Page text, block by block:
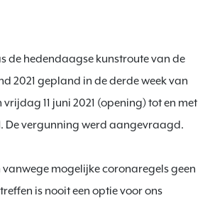
de hedendaagse kunstroute van de
2021 gepland in de derde week van
11 juni 2021 (opening) tot en met
De vergunning werd aangevraagd.
vanwege mogelijke coronaregels geen
is nooit een optie voor ons